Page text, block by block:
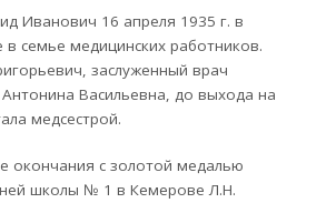
Иванович 16 апреля 1935 г. в
в семье медицинских работников.
заслуженный врач
Васильевна, до выхода на
медсестрой.
окончания с золотой медалью
школы № 1 в Кемерове Л.Н.